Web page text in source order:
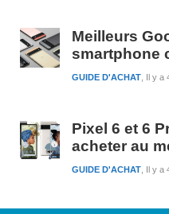
Meilleurs
smartphone
Il y a
GUIDE D'ACHAT
Pixel 6 et 6
acheter au
Il y a
GUIDE D'ACHAT